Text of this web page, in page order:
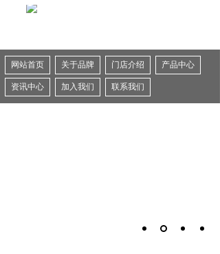
网站首页 关于品牌 门店介绍 产品中心
资讯中心 加入我们 联系我们